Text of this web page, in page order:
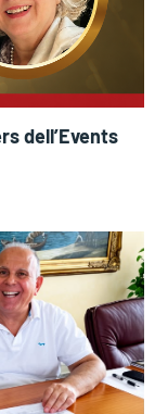
dell’Events